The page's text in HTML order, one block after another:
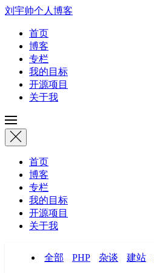
刘宇帅个人博客
首页
博客
专栏
我的目标
开源项目
关于我
首页
博客
专栏
我的目标
开源项目
关于我
全部 PHP 杂谈 建站